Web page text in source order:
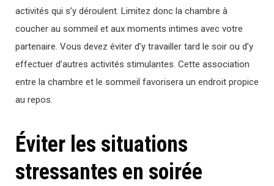
activités qui s’y déroulent. Limitez donc la chambre à
coucher au sommeil et aux moments intimes avec votre
partenaire. Vous devez éviter d’y travailler tard le soir ou d’y
effectuer d’autres activités stimulantes. Cette association
entre la chambre et le sommeil favorisera un endroit propice
au repos.
Éviter les situations
stressantes en soirée